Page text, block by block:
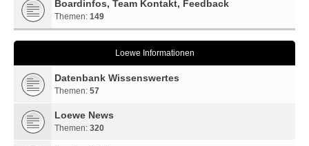
Boardinfos, Team Kontakt, Feedback
Themen: 149
Loewe Informationen
Datenbank Wissenswertes
Themen: 57
Loewe News
Themen: 320